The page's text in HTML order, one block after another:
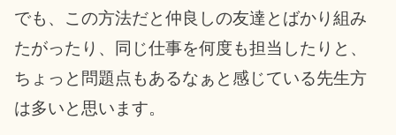
でも、この方法だと仲良しの友達とばかり組み
たがったり、同じ仕事を何度も担当したりと、
ちょっと問題点もあるなぁと感じている先生方
は多いと思います。